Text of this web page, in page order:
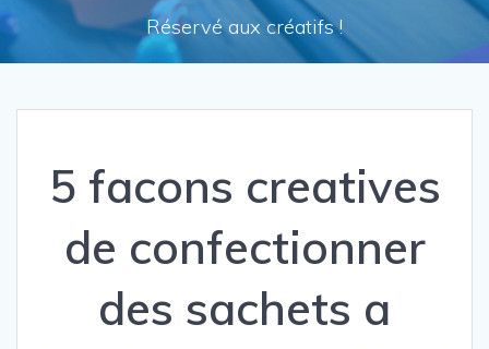
Réservé aux créatifs !
5 facons creatives
de confectionner
des sachets a